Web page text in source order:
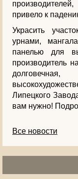
привело к
Украсить
урнами,
панелью для
производитель
Липецкого
вам нужно!
Все новости